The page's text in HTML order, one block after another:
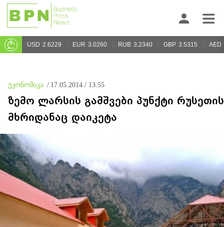
USD 2.6229 EUR 3.0260 RUB 3.2340 GBP 3.5315 AED
ეკონომიკა / 17.05.2014 / 13:55
ზემო ლარსის გამშვები პუნქტი რუსეთის
მხრიდანაც დაიკეტა